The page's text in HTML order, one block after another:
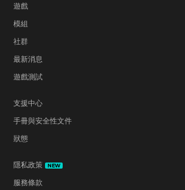
遊戲
模組
社群
最新消息
遊戲測試
支援中心
手冊與安全性文件
狀態
隱私政策 NEW
服務條款